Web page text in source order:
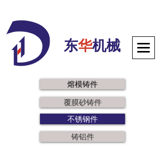
东华机械
熔模铸件
覆膜砂铸件
不锈钢件
铸铝件